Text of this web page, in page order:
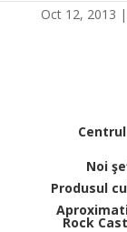
Oct 12, 2013 |
Noi
Produsul
Rock